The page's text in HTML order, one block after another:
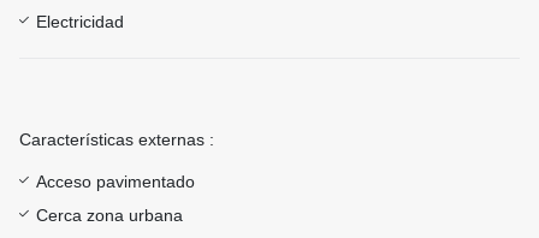
Electricidad
Características externas :
Acceso pavimentado
Cerca zona urbana